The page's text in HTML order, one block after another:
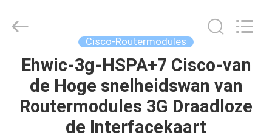
HUIS
PRODUCTEN
Ltd..
Cisco-Routermodules
Ehwic-3g-HSPA+7 Cisco-van
de Hoge snelheidswan van
Routermodules 3G Draadloze
de Interfacekaart